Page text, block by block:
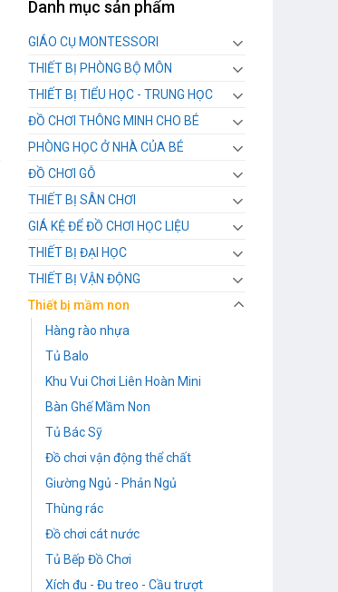
Danh mục sản phẩm
GIÁO CỤ MONTESSORI
THIẾT BỊ PHÒNG BỘ MÔN
THIẾT BỊ TIỂU HỌC - TRUNG HỌC
ĐỒ CHƠI THÔNG MINH CHO BÉ
PHÒNG HỌC Ở NHÀ CỦA BÉ
ĐỒ CHƠI GỖ
THIẾT BỊ SÂN CHƠI
GIÁ KỆ ĐỂ ĐỒ CHƠI HỌC LIỆU
THIẾT BỊ ĐẠI HỌC
THIẾT BỊ VẬN ĐỘNG
Thiết bị mầm non
Hàng rào nhựa
Tủ Balo
Khu Vui Chơi Liên Hoàn Mini
Bàn Ghế Mầm Non
Tủ Bác Sỹ
Đồ chơi vận động thể chất
Giường Ngủ - Phản Ngủ
Thùng rác
Đồ chơi cát nước
Tủ Bếp Đồ Chơi
Xích đu - Đu treo - Cầu trượt